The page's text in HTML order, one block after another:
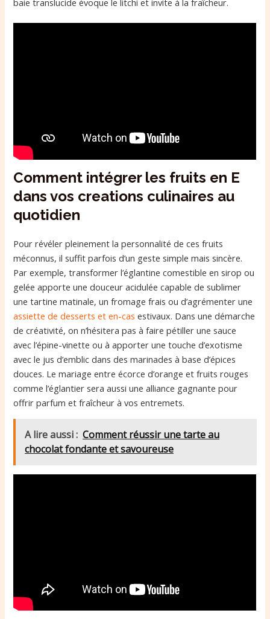
baie translucide évoque le litchi et invite à la fraîcheur.
Comment intégrer les fruits en E
dans vos creations culinaires au
quotidien
Pour révéler pleinement la personnalité de ces fruits
méconnus, il suffit parfois d’un geste simple mais sincère.
Par exemple, transformer l’églantine comestible en sirop ou
gelée apporte une douceur acidulée capable de sublimer
une tartine matinale, un fromage frais ou d’agrémenter une
assiette de desserts et en-cas estivaux. Dans une démarche
de créativité, on n’hésitera pas à faire pétiller une sauce
avec l’épine-vinette ou à apporter une touche d’exotisme
avec le jus d’emblic dans des marinades à base d’épices
douces. Le mariage entre écorce d’orange et fruits rouges
comme l’églantier sera aussi une alliance gagnante pour
offrir parfum et fraîcheur à vos entremets.
A lire aussi : Comment réussir une tarte au
chocolat fondante et savoureuse